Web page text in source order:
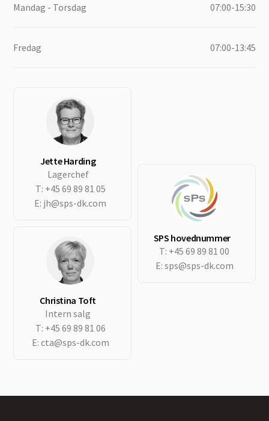
Mandag - Torsdag 07:00-15:30
Fredag 07:00-13:45
Jette Harding
Lagerchef
T: +45 69 89 81 05
E: jh@sps-dk.com
Christina Toft
Intern salg
T: +45 69 89 81 06
E: cta@sps-dk.com
SPS hovednummer
T: +45 69 89 81 00
E: sps@sps-dk.com